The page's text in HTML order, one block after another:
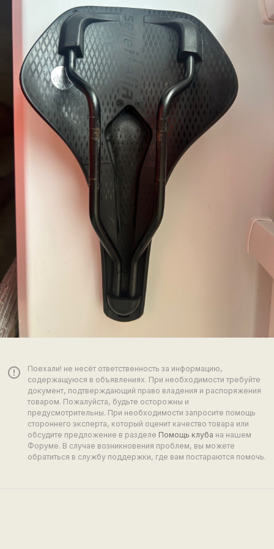
error_outline
Поехали! не несёт ответственность за информацию,
содержащуюся в объявлениях. При необходимости требуйте
документ, подтверждающий право владения и распоряжения
товаром. Пожалуйста, будьте осторожны и
предусмотрительны. При необходимости запросите помощь
стороннего эксперта, который оценит качество товара или
обсудите предложение в разделе Помощь клуба на нашем
Форуме. В случае возникновения проблем, вы можете
обратиться в службу поддержки, где вам постараются помочь.